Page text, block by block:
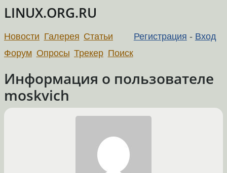
LINUX.ORG.RU
Регистрация - Вход
Новости Галерея Статьи
Форум Опросы Трекер Поиск
Информация о пользователе
moskvich